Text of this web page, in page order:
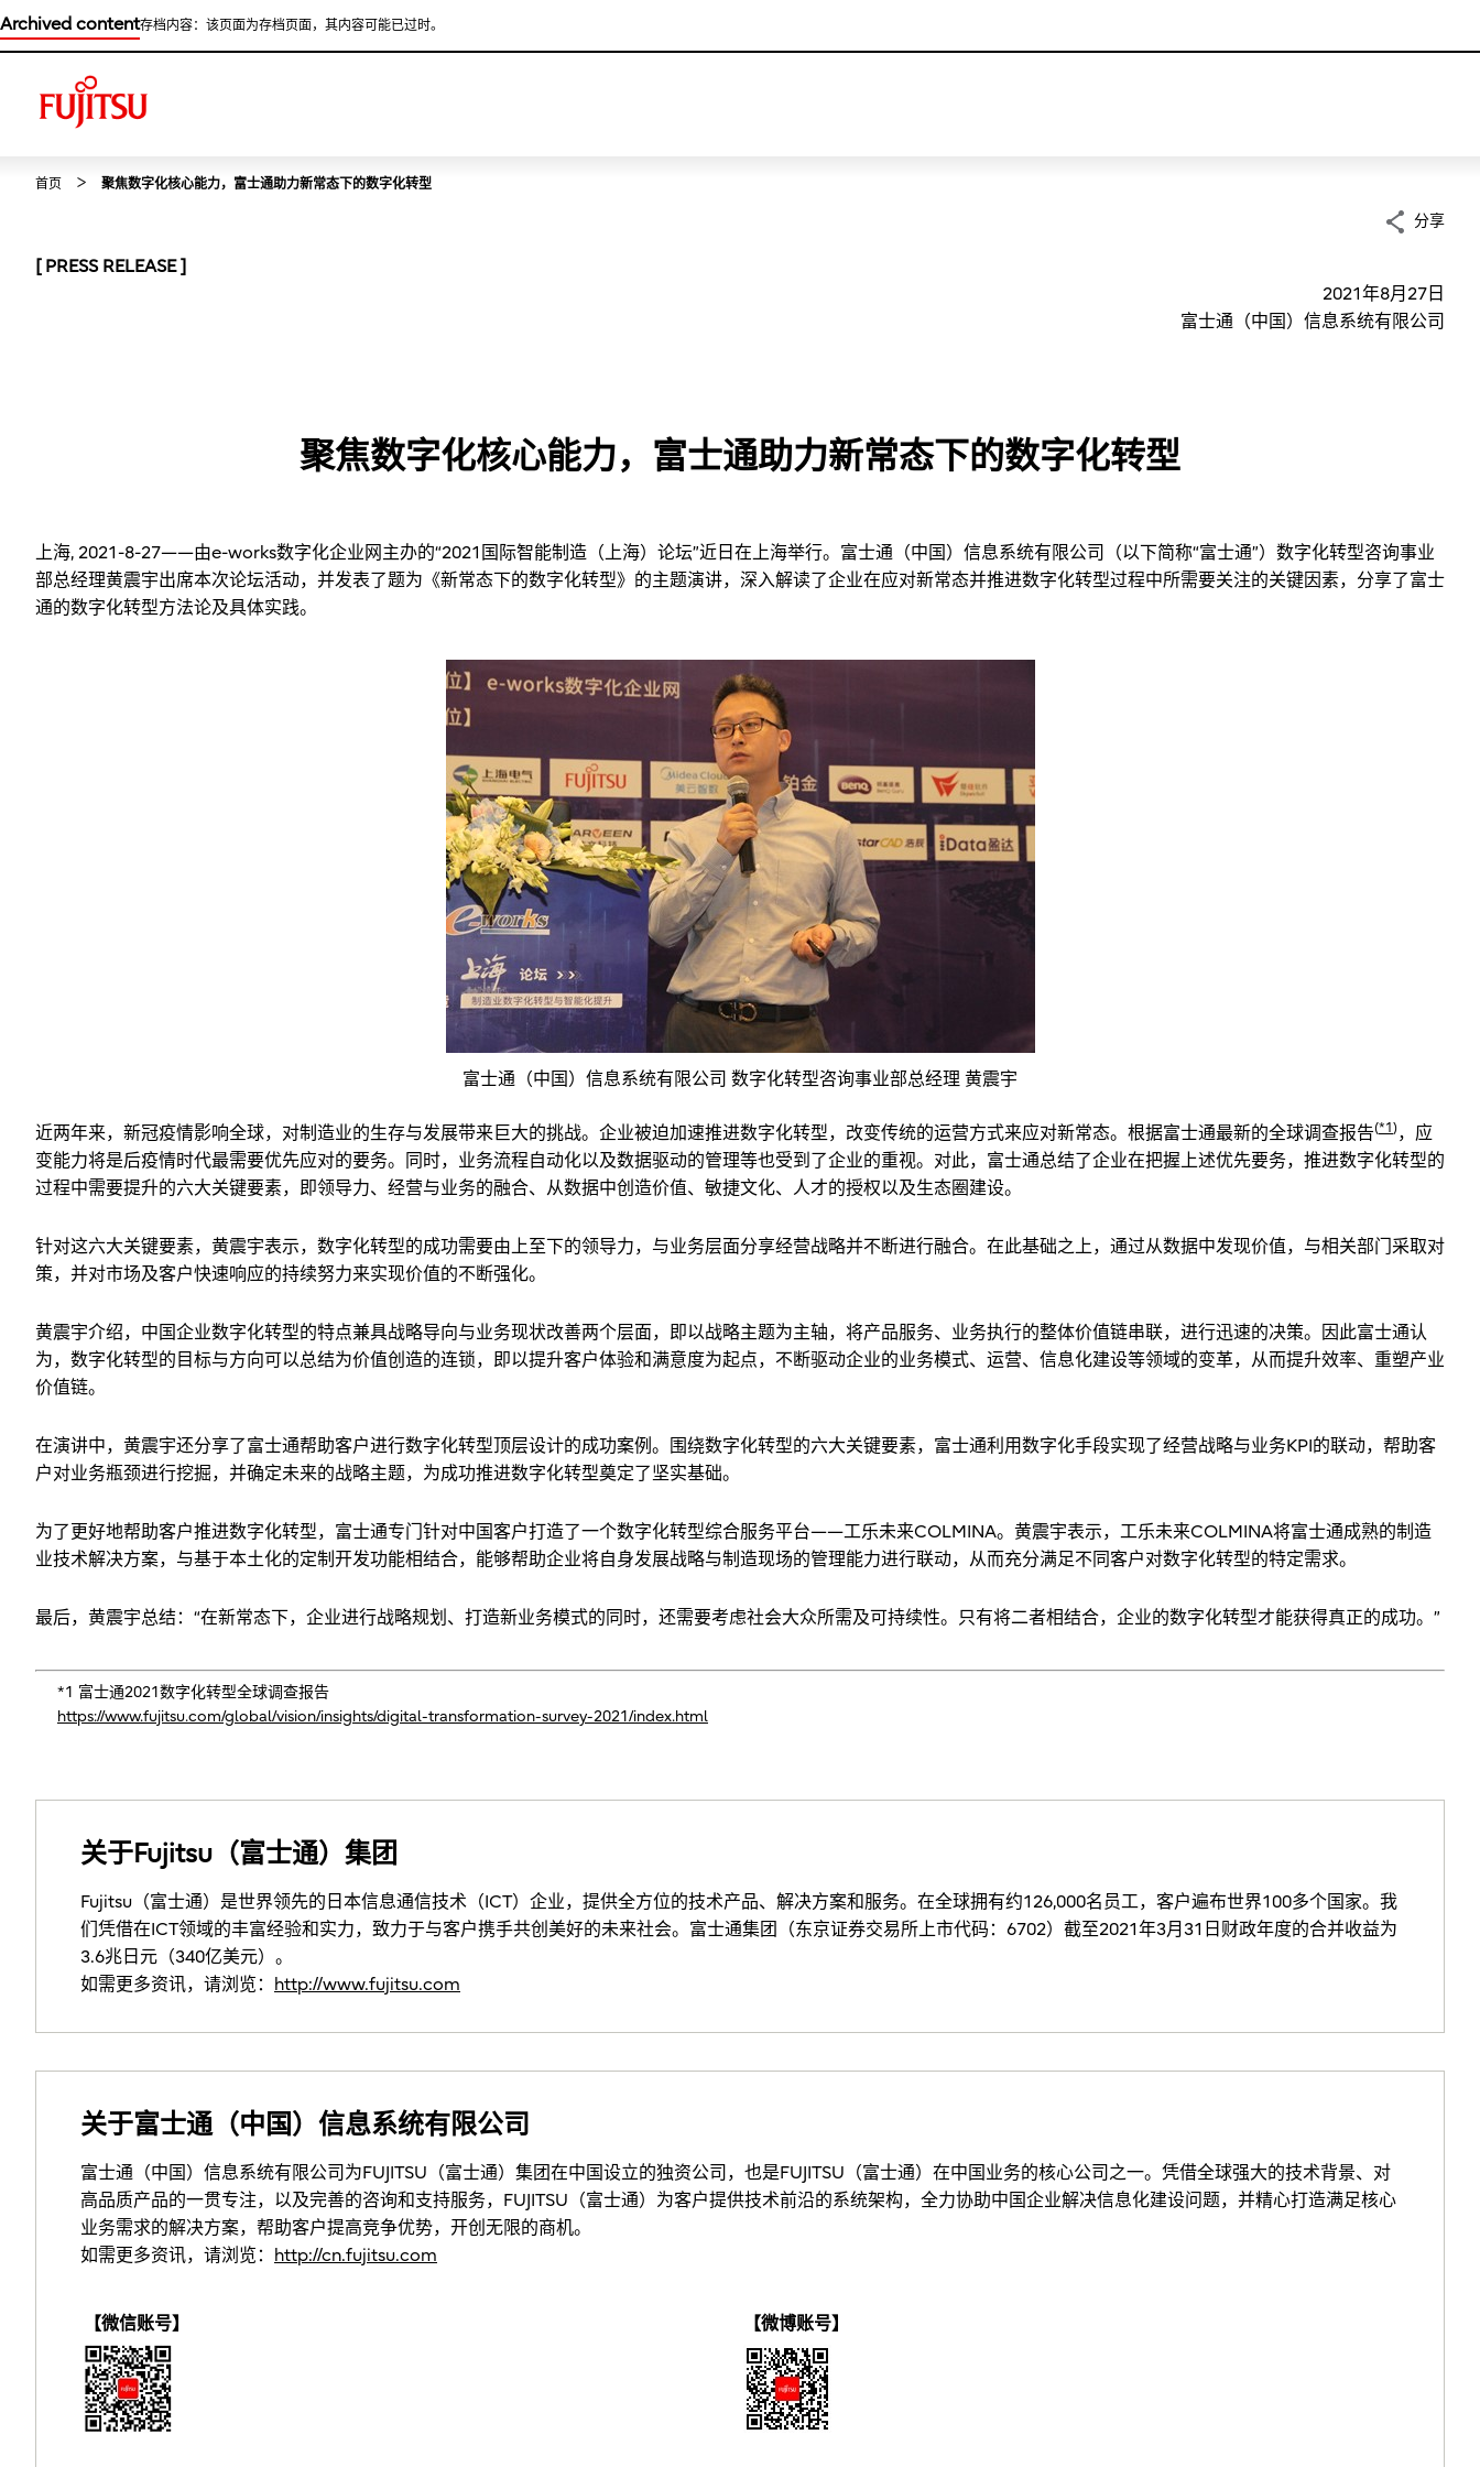
Archived content存档内容：该页面为存档页面，其内容可能已过时。
首页 聚焦数字化核心能力，富士通助力新常态下的数字化转型
分享
[ PRESS RELEASE ]
2021年8月27日
富士通（中国）信息系统有限公司
聚焦数字化核心能力，富士通助力新常态下的数字化转型
上海, 2021-8-27——由e-works数字化企业网主办的“2021国际智能制造（上海）论坛”近日在上海举行。富士通（中国）信息系统有限公司（以下简称“富士通”）数字化转型咨询事业
部总经理黄震宇出席本次论坛活动，并发表了题为《新常态下的数字化转型》的主题演讲，深入解读了企业在应对新常态并推进数字化转型过程中所需要关注的关键因素，分享了富士
通的数字化转型方法论及具体实践。
富士通（中国）信息系统有限公司 数字化转型咨询事业部总经理 黄震宇
近两年来，新冠疫情影响全球，对制造业的生存与发展带来巨大的挑战。企业被迫加速推进数字化转型，改变传统的运营方式来应对新常态。根据富士通最新的全球调查报告(*1)，应
变能力将是后疫情时代最需要优先应对的要务。同时，业务流程自动化以及数据驱动的管理等也受到了企业的重视。对此，富士通总结了企业在把握上述优先要务，推进数字化转型的
过程中需要提升的六大关键要素，即领导力、经营与业务的融合、从数据中创造价值、敏捷文化、人才的授权以及生态圈建设。
针对这六大关键要素，黄震宇表示，数字化转型的成功需要由上至下的领导力，与业务层面分享经营战略并不断进行融合。在此基础之上，通过从数据中发现价值，与相关部门采取对
策，并对市场及客户快速响应的持续努力来实现价值的不断强化。
黄震宇介绍，中国企业数字化转型的特点兼具战略导向与业务现状改善两个层面，即以战略主题为主轴，将产品服务、业务执行的整体价值链串联，进行迅速的决策。因此富士通认
为，数字化转型的目标与方向可以总结为价值创造的连锁，即以提升客户体验和满意度为起点，不断驱动企业的业务模式、运营、信息化建设等领域的变革，从而提升效率、重塑产业
价值链。
在演讲中，黄震宇还分享了富士通帮助客户进行数字化转型顶层设计的成功案例。围绕数字化转型的六大关键要素，富士通利用数字化手段实现了经营战略与业务KPI的联动，帮助客
户对业务瓶颈进行挖掘，并确定未来的战略主题，为成功推进数字化转型奠定了坚实基础。
为了更好地帮助客户推进数字化转型，富士通专门针对中国客户打造了一个数字化转型综合服务平台——工乐未来COLMINA。黄震宇表示，工乐未来COLMINA将富士通成熟的制造
业技术解决方案，与基于本土化的定制开发功能相结合，能够帮助企业将自身发展战略与制造现场的管理能力进行联动，从而充分满足不同客户对数字化转型的特定需求。
最后，黄震宇总结：“在新常态下，企业进行战略规划、打造新业务模式的同时，还需要考虑社会大众所需及可持续性。只有将二者相结合，企业的数字化转型才能获得真正的成功。”
*1 富士通2021数字化转型全球调查报告
https://www.fujitsu.com/global/vision/insights/digital-transformation-survey-2021/index.html
关于Fujitsu（富士通）集团
Fujitsu（富士通）是世界领先的日本信息通信技术（ICT）企业，提供全方位的技术产品、解决方案和服务。在全球拥有约126,000名员工，客户遍布世界100多个国家。我
们凭借在ICT领域的丰富经验和实力，致力于与客户携手共创美好的未来社会。富士通集团（东京证券交易所上市代码：6702）截至2021年3月31日财政年度的合并收益为
3.6兆日元（340亿美元）。
如需更多资讯，请浏览：
http://www.fujitsu.com
关于富士通（中国）信息系统有限公司
富士通（中国）信息系统有限公司为FUJITSU（富士通）集团在中国设立的独资公司，也是FUJITSU（富士通）在中国业务的核心公司之一。凭借全球强大的技术背景、对
高品质产品的一贯专注，以及完善的咨询和支持服务，FUJITSU（富士通）为客户提供技术前沿的系统架构，全力协助中国企业解决信息化建设问题，并精心打造满足核心
业务需求的解决方案，帮助客户提高竞争优势，开创无限的商机。
如需更多资讯，请浏览：
http://cn.fujitsu.com
【微信账号】 【微博账号】